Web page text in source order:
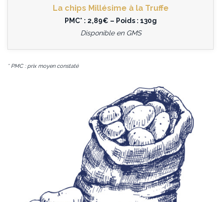
La chips Millésime à la Truffe
PMC* : 2,89€ – Poids : 130g
Disponible en GMS
* PMC : prix moyen constaté